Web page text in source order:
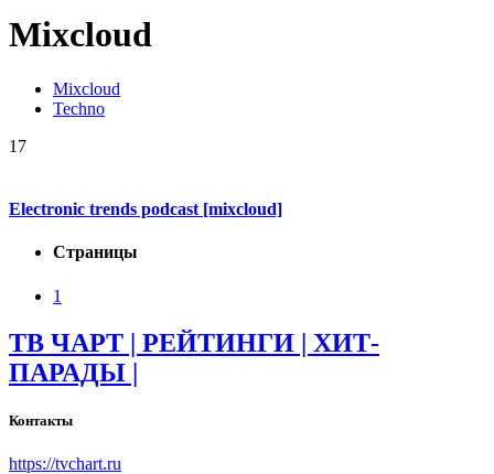
Mixcloud
Mixcloud
Techno
17
Electronic trends podcast [mixcloud]
Страницы
1
ТВ ЧАРТ | РЕЙТИНГИ | ХИТ-
ПАРАДЫ |
Контакты
https://tvchart.ru